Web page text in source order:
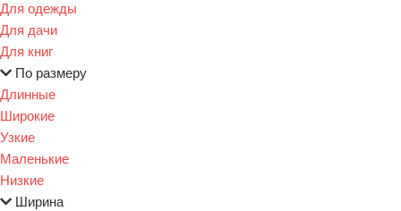
Для одежды
Для дачи
Для книг
По размеру
Длинные
Широкие
Узкие
Маленькие
Низкие
Ширина